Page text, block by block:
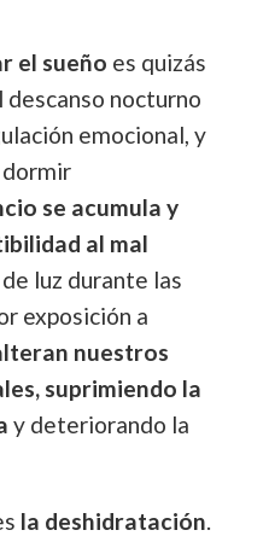
el sueño es quizás
nocturno
emocional, y
dormir
se acumula y
al mal
luz durante las
exposición a
nuestros
suprimiendo la
y deteriorando la
la deshidratación.